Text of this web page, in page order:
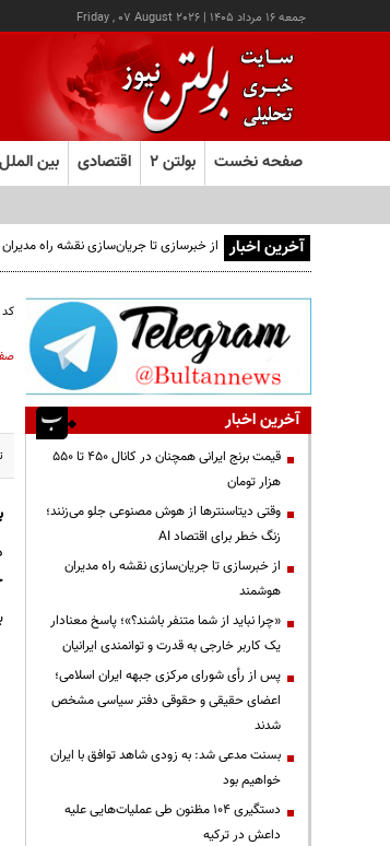
جمعه ۱۶ مرداد ۱۴۰۵ |
Friday , 07 August 2026
صفحه نخست بولتن ۲ اقتصادی بین الملل
آخرین اخبار از خبرسازی تا جریان‌سازی نقشه راه مدیران
آخرین اخبار
قیمت‌ برنج ایرانی همچنان در کانال ۴۵۰ تا ۵۵۰
هزار تومان
وقتی دیتاسنترها از هوش مصنوعی جلو می‌زنند؛
زنگ خطر برای اقتصاد AI
از خبرسازی تا جریان‌سازی نقشه راه مدیران
هوشمند
«چرا نباید از شما متنفر باشند؟»؛ پاسخ معنادار
یک کاربر خارجی به قدرت و توانمندی ایرانیان
پس از رأی شورای مرکزی جبهه ایران اسلامی؛
اعضای حقیقی و حقوقی دفتر سیاسی مشخص
شدند
بسنت مدعی شد: به زودی شاهد توافق با ایران
خواهیم بود
دستگیری ۱۰۴ مظنون طی عملیات‌هایی علیه
داعش در ترکیه